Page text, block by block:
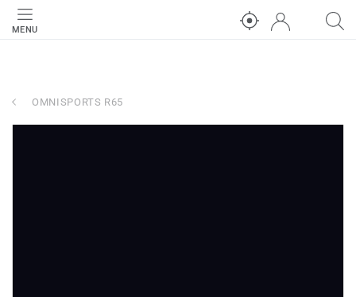
MENU
OMNISPORTS R65